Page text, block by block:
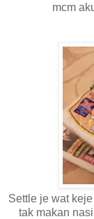
mcm
Settle je wat
tak makan